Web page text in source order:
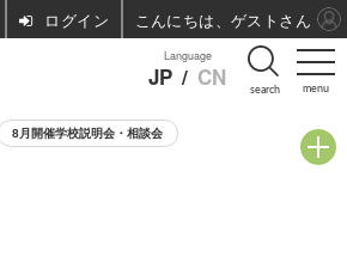
menu
Language
JP / CN search
8月開催学校説明会・相談会
ログイン こんにちは、ゲストさん